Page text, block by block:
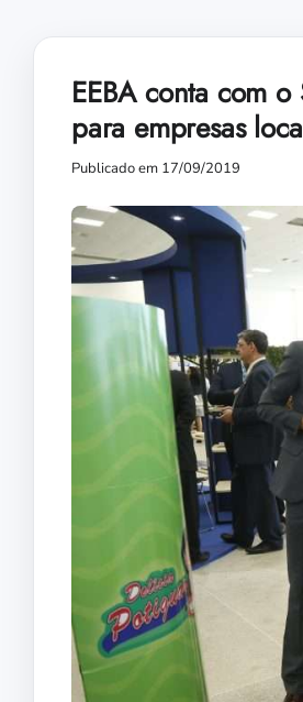
EEBA conta com
para empresas
Publicado em 17/09/2019